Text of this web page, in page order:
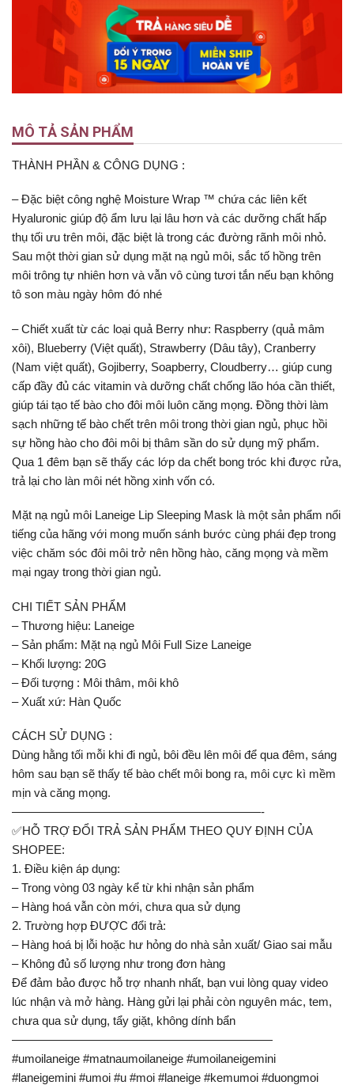
MÔ TẢ SẢN PHẨM
THÀNH PHẦN & CÔNG DỤNG :
– Đặc biệt công nghệ Moisture Wrap ™ chứa các liên kết
Hyaluronic giúp độ ẩm lưu lại lâu hơn và các dưỡng chất hấp
thụ tối ưu trên môi, đặc biệt là trong các đường rãnh môi nhỏ.
Sau một thời gian sử dụng mặt nạ ngủ môi, sắc tố hồng trên
môi trông tự nhiên hơn và vẫn vô cùng tươi tắn nếu bạn không
tô son màu ngày hôm đó nhé
– Chiết xuất từ các loại quả Berry như: Raspberry (quả mâm
xôi), Blueberry (Việt quất), Strawberry (Dâu tây), Cranberry
(Nam việt quất), Gojiberry, Soapberry, Cloudberry… giúp cung
cấp đầy đủ các vitamin và dưỡng chất chống lão hóa cần thiết,
giúp tái tạo tế bào cho đôi môi luôn căng mọng. Đồng thời làm
sạch những tế bào chết trên môi trong thời gian ngủ, phục hồi
sự hồng hào cho đôi môi bị thâm sần do sử dụng mỹ phẩm.
Qua 1 đêm bạn sẽ thấy các lớp da chết bong tróc khi được rửa,
trả lại cho làn môi nét hồng xinh vốn có.
Mặt nạ ngủ môi Laneige Lip Sleeping Mask là một sản phẩm nổi
tiếng của hãng với mong muốn sánh bước cùng phái đẹp trong
việc chăm sóc đôi môi trở nên hồng hào, căng mọng và mềm
mại ngay trong thời gian ngủ.
CHI TIẾT SẢN PHẨM
– Thương hiệu: Laneige
– Sản phẩm: Mặt nạ ngủ Môi Full Size Laneige
– Khối lượng: 20G
– Đối tượng : Môi thâm, môi khô
– Xuất xứ: Hàn Quốc
CÁCH SỬ DỤNG :
Dùng hằng tối mỗi khi đi ngủ, bôi đều lên môi để qua đêm, sáng
hôm sau bạn sẽ thấy tế bào chết môi bong ra, môi cực kì mềm
mịn và căng mọng.
—————————————————————-
✅HỖ TRỢ ĐỔI TRẢ SẢN PHẨM THEO QUY ĐỊNH CỦA
SHOPEE:
1. Điều kiện áp dụng:
– Trong vòng 03 ngày kể từ khi nhận sản phẩm
– Hàng hoá vẫn còn mới, chưa qua sử dụng
2. Trường hợp ĐƯỢC đổi trả:
– Hàng hoá bị lỗi hoặc hư hỏng do nhà sản xuất/ Giao sai mẫu
– Không đủ số lượng như trong đơn hàng
Để đảm bảo được hỗ trợ nhanh nhất, bạn vui lòng quay video
lúc nhận và mở hàng. Hàng gửi lại phải còn nguyên mác, tem,
chưa qua sử dụng, tẩy giặt, không dính bẩn
——————————————————————
#umoilaneige #matnaumoilaneige #umoilaneigemini
#laneigemini #umoi #u #moi #laneige #kemumoi #duongmoi